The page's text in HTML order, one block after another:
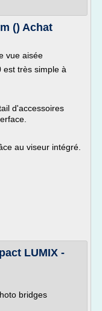
() Achat
vue aisée
est très simple à
d'accessoires
au viseur intégré.
LUMIX -
bridges